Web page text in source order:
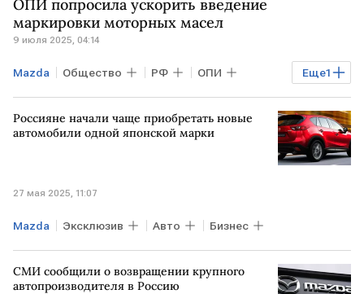
Toyota Camry Авто
ОПИ попросила ускорить введение
маркировки моторных масел
9 июля 2025, 04:14
Еще1
Mazda Общество РФ ОПИ
Total
Россияне начали чаще приобретать новые
автомобили одной японской марки
27 мая 2025, 11:07
Mazda Эксклюзив Авто Бизнес
СМИ сообщили о возвращении крупного
автопроизводителя в Россию